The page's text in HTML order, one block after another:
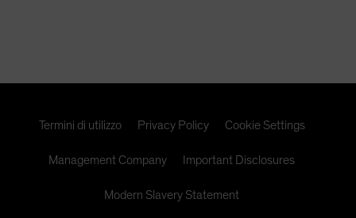
Termini di utilizzo Privacy Policy Cookie Settings
Management Company Important Disclosures
Modern Slavery Statement